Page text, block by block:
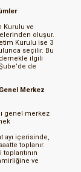
Kurulu ve
oluşur.
Kurulu ise 3
seçilir. Bu
ilgili
de
Merkez
genel merkez
ayı içerisinde,
toplanır.
ve